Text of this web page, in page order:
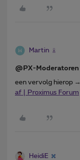
Martin
@PX-Moderatoren
een vervolg hierop →
af | Proximus Forum
HeidiE